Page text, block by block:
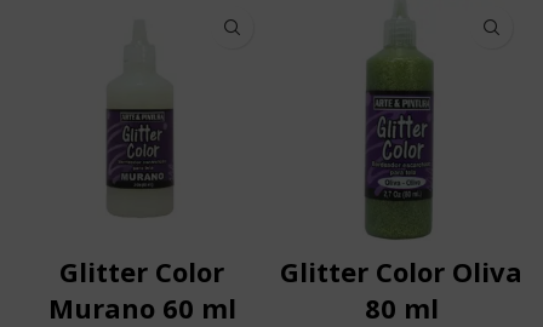
Glitter Color
Murano 60 ml
Glitter Color Oliva
80 ml